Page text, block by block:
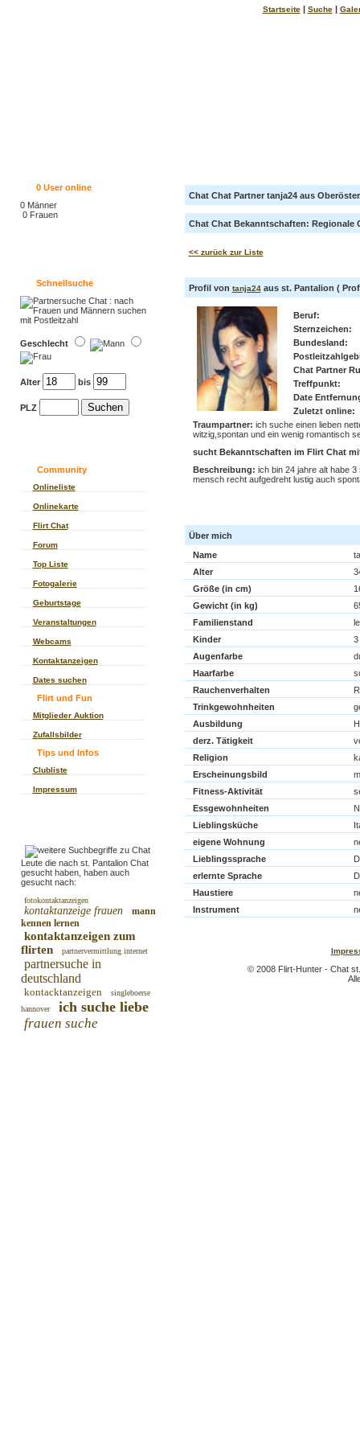
Startseite | Suche |
0User online
0 Männer
0 Frauen
Schnellsuche
Geschlecht
Alter bis
PLZ
Community
Onlineliste
Onlinekarte
Flirt Chat
Forum
Top Liste
Fotogalerie
Geburtstage
Veranstaltungen
Webcams
Kontaktanzeigen
Dates suchen
Flirt und Fun
Mitglieder Auktion
Zufallsbilder
Tips und Infos
Clubliste
Impressum
Leute die nach st. Pantalion Chat
gesucht haben, haben auch
gesucht nach:
fotokontaktanzeigen
kontaktanzeige frauen
mann
kennen lernen
kontaktanzeigen zum
flirten
partnervermittlung internet
partnersuche in
deutschland
kontacktanzeigen
singleboerse
hannover
ich suche liebe
frauen suche
Chat Chat Partner tanja24 aus
Chat Chat Bekanntschaften: Regionale
<< zurück zur Liste
Profil von tanja24aus st. Pantalion (
Beruf:
Sternzeichen:
Bundesland:
Chat Partner
Treffpunkt:
Date
Zuletzt online:
Traumpartner: ich suche einen lieben
witzig,spontan und ein wenig romantisch
sucht Bekanntschaften im Flirt Chat
Beschreibung: ich bin 24 jahre alt habe
mensch recht aufgedreht lustig auch
Über mich
Name
Alter
Größe (in cm)
Gewicht (in kg)
Familienstand
Kinder
3
Augenfarbe
Haarfarbe
Rauchenverhalten
Trinkgewohnheiten
Ausbildung
derz. Tätigkeit
Religion
Erscheinungsbild
Fitness-Aktivität
Essgewohnheiten
Lieblingsküche
eigene Wohnung
Lieblingssprache
erlernte Sprache
Haustiere
Instrument
© 2008 Flirt-Hunter - Chat